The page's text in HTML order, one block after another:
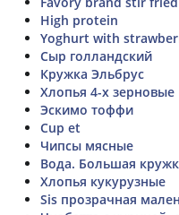
High protein
Yoghurt with
Сыр голландский
Кружка Эльбрус
Хлопья 4-х зерновые
Эскимо тоффи
Cup et
Чипсы мясные
Вода. Большая
Хлопья кукурузные
Sis прозрачная